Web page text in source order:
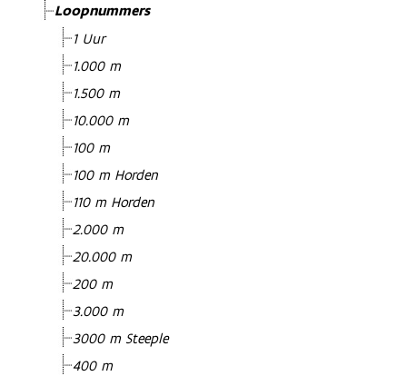
Loopnummers
1 Uur
1.000 m
1.500 m
10.000 m
100 m
100 m Horden
110 m Horden
2.000 m
20.000 m
200 m
3.000 m
3000 m Steeple
400 m